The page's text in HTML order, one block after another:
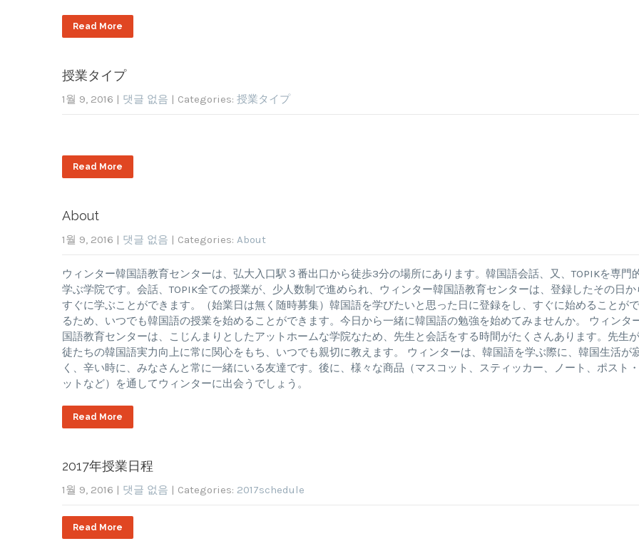
Read More
授業タイプ
1월 9, 2016 | 댓글 없음 | Categories: 授業タイプ
Read More
About
1월 9, 2016 | 댓글 없음 | Categories: About
ウィンター韓国語教育センターは、弘大入口駅３番出口から徒歩3分の場所にあります。韓国語会話、又、TOPIKを専門
学ぶ学院です。会話、TOPIK全ての授業が、少人数制で進められ、ウィンター韓国語教育センターは、登録したその日か
すぐに学ぶことができます。（始業日は無く随時募集）韓国語を学びたいと思った日に登録をし、すぐに始めることが
るため、いつでも韓国語の授業を始めることができます。今日から一緒に韓国語の勉強を始めてみませんか。 ウィンタ
国語教育センターは、こじんまりとしたアットホームな学院なため、先生と会話をする時間がたくさんあります。先生
徒たちの韓国語実力向上に常に関心をもち、いつでも親切に教えます。 ウィンターは、韓国語を学ぶ際に、韓国生活が
く、辛い時に、みなさんと常に一緒にいる友達です。後に、様々な商品（マスコット、スティッカー、ノート、ポスト
ットなど）を通してウィンターに出会うでしょう。
Read More
2017年授業日程
1월 9, 2016 | 댓글 없음 | Categories: 2017schedule
Read More